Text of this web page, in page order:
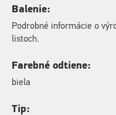
Balenie:
Podrobné informácie o
listoch.
Farebné odtiene:
biela
Tip: